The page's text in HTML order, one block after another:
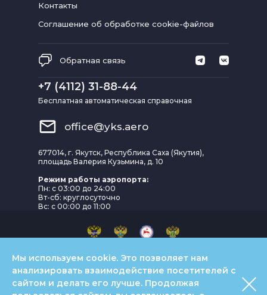
связь
Контакты
Соглашение об обработке cookie-файлов
Обратная связь
+7 (4112) 31-88-44
Бесплатная автоматическая справочная
office@yks.aero
677014, г. Якутск, Республика Саха (Якутия),
площадь Валерия Кузьмина, д. 10
Режим работы аэропорта:
Пн: с 03:00 до 24:00
Вт-сб: круглосуточно
Вс: с 00:00 до 11:00
© АО "Аэропорт Якутск" 2022
Политика конфиденциальности
Мы используем cookie. Это позволяет нам
анализировать взаимодействие посетителей с
сайтом и делать его лучше. Продолжая